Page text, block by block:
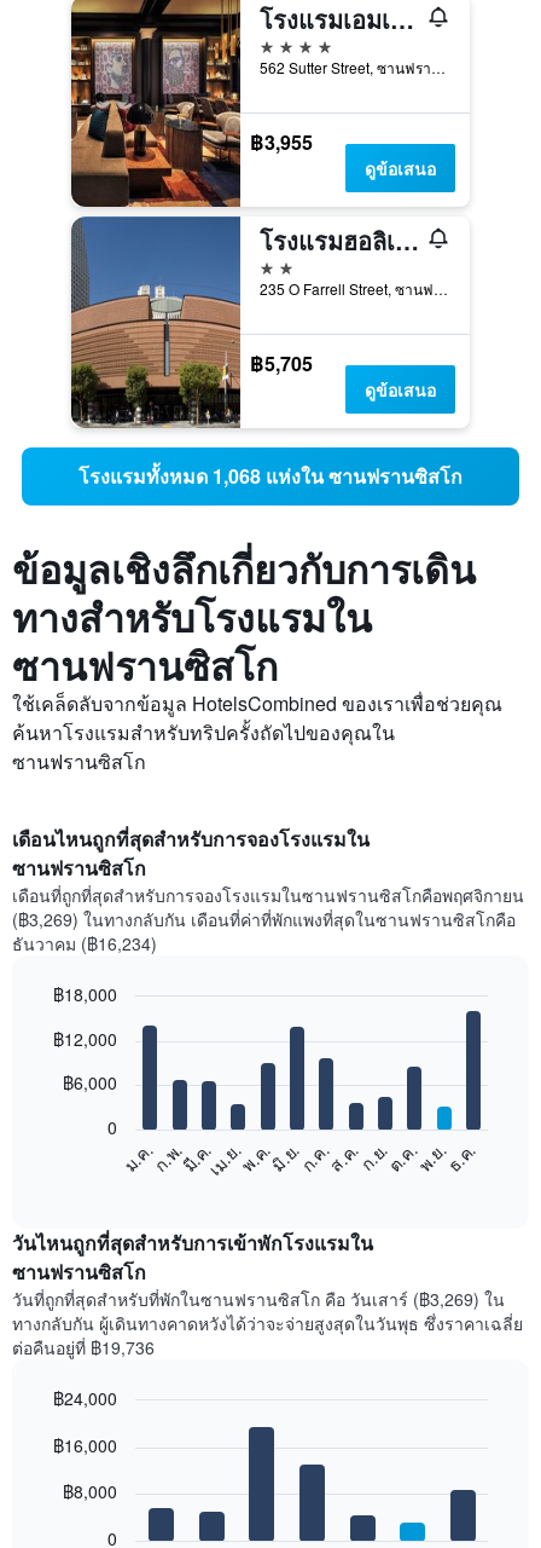
โรงแรมเอมเบลม ซานฟรานซิสโก
4 ดาว
562 Sutter Street, ซานฟรานซิสโก, CA, สหรัฐอเมริกา
฿3,955
ดูข้อเสนอ
โรงแรมฮอลิเดย์ อินน์ เอ็กซ์เพรส ซานฟรานซิสโก ยูเนียน สแควร์ บาย IHG
2 ดาว
235 O Farrell Street, ซานฟรานซิสโก, CA, สหรัฐอเมริกา
฿5,705
ดูข้อเสนอ
โรงแรมทั้งหมด 1,068 แห่งใน ซานฟรานซิสโก
ข้อมูลเชิงลึกเกี่ยวกับการเดิน
ทางสำหรับโรงแรมใน
ซานฟรานซิสโก
ใช้เคล็ดลับจากข้อมูล HotelsCombined ของเราเพื่อช่วยคุณ
ค้นหาโรงแรมสำหรับทริปครั้งถัดไปของคุณใน
ซานฟรานซิสโก
เดือนไหนถูกที่สุดสำหรับการจองโรงแรมใน
ซานฟรานซิสโก
เดือนที่ถูกที่สุดสำหรับการจองโรงแรมในซานฟรานซิสโกคือพฤศจิกายน
(฿3,269) ในทางกลับกัน เดือนที่ค่าที่พักแพงที่สุดในซานฟรานซิสโกคือ
ธันวาคม (฿16,234)
chart
แสดง
ราคา
เฉลี่ย
ของ
ห้อง
พัก
แต่ละ
แผนภูมิ
แกน
graphic.
ม.ค.ก.พ.มี.ค.เม.ย.พ.ค.มิ.ย.ก.ค.ส.ค.ก.ย.ต.ค.พ.ย.ธ.ค.
0
฿6,000
฿12,000
฿18,000
วันไหนถูกที่สุดสำหรับการเข้าพักโรงแรมใน
ซานฟรานซิสโก
วันที่ถูกที่สุดสำหรับที่พักในซานฟรานซิสโก คือ วันเสาร์ (฿3,269) ใน
ทางกลับกัน ผู้เดินทางคาดหวังได้ว่าจะจ่ายสูงสุดในวันพุธ ซึ่งราคาเฉลี่ย
ต่อคืนอยู่ที่ ฿19,736
chart
bars.
graphic.
0
฿8,000
฿16,000
฿24,000